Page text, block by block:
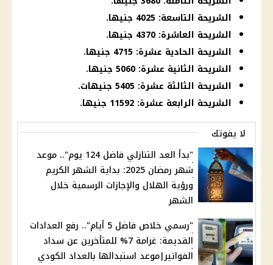
الشريحة التاسعة: 4025 جنيها.
الشريحة العاشرة: 4370 جنيها.
الشريحة الحادية عشرة: 4715 جنيها.
الشريحة الثانية عشرة: 5060 جنيها.
الشريحة الثالثة عشرة: 5405 جنيهات.
الشريحة الرابعة عشرة: 11592 جنيها.
لا يفوتك
"بدأ العد التنازلي فاضل 124 يوم".. موعد
شهر رمضان 2025: بداية الشهر الكريم
ورؤية الهلال والإجازات الرسمية خلال
الشهر
"رسمي خلاص فاضل 5 أيام".. رفع العدادات
القديمة: غرامة 7% للمتأخرين عن سداد
الفواتير|موعد استبدالها بالعداد الكودي